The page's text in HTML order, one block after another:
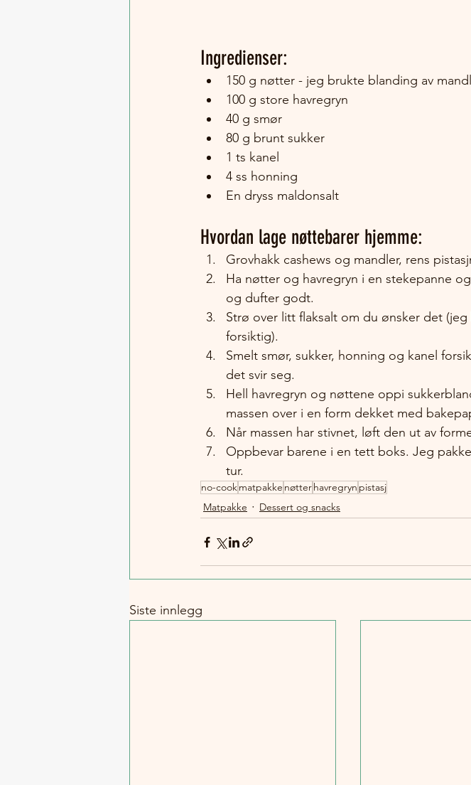
Ingredienser:
150 g nøtter - jeg brukte blanding av
100 g store havregryn
40 g smør
80 g brunt sukker
1 ts kanel
4 ss honning
En dryss maldonsalt
Hvordan lage nøttebarer hjemme:
Grovhakk cashews og mandler, rens
Ha nøtter og havregryn i en stekepanne
og dufter godt.
Strø over litt flaksalt om du ønsker det
forsiktig).
Smelt smør, sukker, honning og kanel
det svir seg.
Hell havregryn og nøttene oppi
massen over i en form dekket med
Når massen har stivnet, løft den ut av
Oppbevar barene i en tett boks. Jeg
tur.
no-cookmatpakke nøtterhavregryn pistasj
Matpakke
Dessert og snacks
Siste innlegg